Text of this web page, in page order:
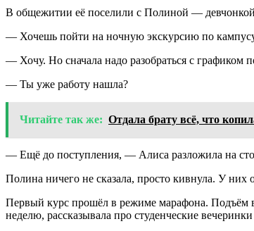
В общежитии её поселили с Полиной —
— Хочешь пойти на ночную экскурсию по
— Хочу. Но сначала надо разобраться с графиком
— Ты уже работу нашла?
Читайте так же: Отдала брату всё, что
— Ещё до поступления, — Алиса разложила на
Полина ничего не сказала, просто кивнула. У них
Первый курс прошёл в режиме марафона. Подъём
неделю, рассказывала про студенческие